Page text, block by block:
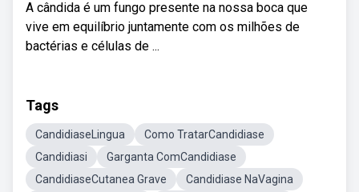
A cândida é um fungo presente na nossa boca que
vive em equilíbrio juntamente com os milhões de
bactérias e células de ...
Tags
CandidiaseLingua
Como TratarCandidiase
Candidiasi
Garganta ComCandidiase
CandidiaseCutanea Grave
Candidiase NaVagina